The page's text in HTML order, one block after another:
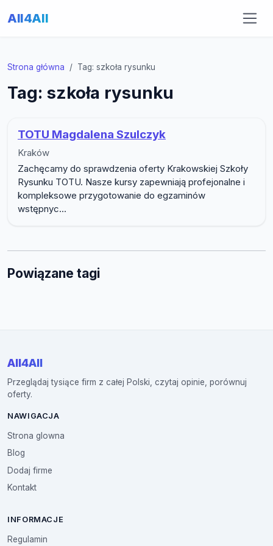
All4All
Strona główna Tag: szkoła rysunku
Tag: szkoła rysunku
TOTU Magdalena Szulczyk
Kraków
Zachęcamy do sprawdzenia oferty Krakowskiej Szkoły
Rysunku TOTU. Nasze kursy zapewniają profejonalne i
kompleksowe przygotowanie do egzaminów
wstępnyc...
Powiązane tagi
All4All
Przeglądaj tysiące firm z całej Polski, czytaj opinie, porównuj
oferty.
NAWIGACJA
Strona glowna
Blog
Dodaj firme
Kontakt
INFORMACJE
Regulamin